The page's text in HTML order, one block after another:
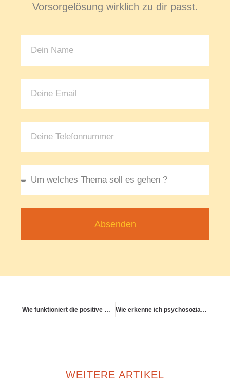
Vorsorgelösung wirklich zu dir passt.
Absenden
Wie funktioniert die positive Gesprächsführung bei Gesundheitsfragen? Wie erkenne ich psychosoziale Überlastung frühzeitig?
WEITERE ARTIKEL